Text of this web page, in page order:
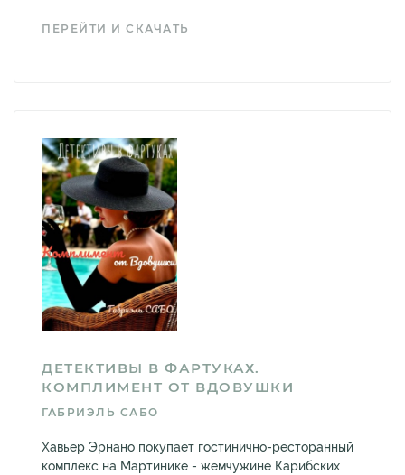
ПЕРЕЙТИ И СКАЧАТЬ
ДЕТЕКТИВЫ В ФАРТУКАХ.
КОМПЛИМЕНТ ОТ ВДОВУШКИ
ГАБРИЭЛЬ САБО
Хавьер Эрнано покупает гостинично-ресторанный
комплекс на Мартинике - жемчужине Карибских